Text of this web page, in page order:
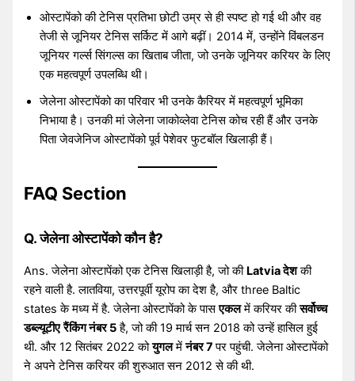
ओस्टापेंको की टेनिस प्रतिभा छोटी उम्र से ही स्पष्ट हो गई थी और वह
तेजी से जूनियर टेनिस सर्किट में आगे बढ़ीं। 2014 में, उन्होंने विंबलडन
जूनियर गर्ल्स सिंगल्स का खिताब जीता, जो उनके जूनियर करियर के लिए
एक महत्वपूर्ण उपलब्धि थी।
जेलेना ओस्टापेंको का परिवार भी उनके कैरियर में महत्वपूर्ण भूमिका
निभाया है। उनकी मां जेलेना जाकोव्लेवा टेनिस कोच रही हैं और उनके
पिता जेवजेनिज ओस्टापेंको पूर्व पेशेवर फुटबॉल खिलाड़ी हैं।
FAQ Section
Q. जेलेना ओस्टापेंको कौन है?
Ans. जेलेना ओस्टापेंको एक टेनिस खिलाड़ी है, जो की Latvia देशकी
रहने वाली है. लातविया, उत्तरपूर्वी यूरोप का देश है, और three Baltic
states के मध्य में है. जेलेना ओस्टापेंको के पासएकलमें करियर कीसर्वोच्च
डब्ल्यूटीए रैंकिंग नंबर 5है, जो की 19 मार्च सन 2018 को उन्हें हासिल हुई
थी. और 12 सितंबर 2022 कोयुगलमेंनंबर 7पर पहुंची. जेलेना ओस्टापेंको
ने अपने टेनिस करियर की शुरुआत सन 2012 से की थी.